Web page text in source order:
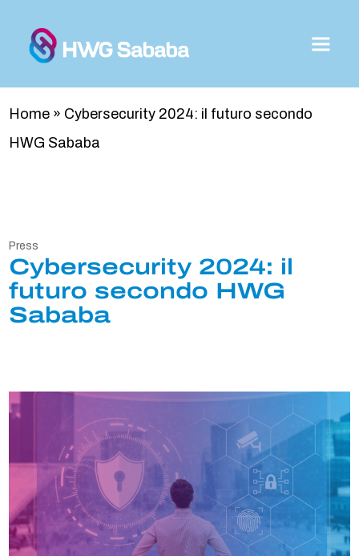
Home » Cybersecurity 2024: il futuro secondo
HWG Sababa
Press
Cybersecurity 2024: il
futuro secondo HWG
Sababa